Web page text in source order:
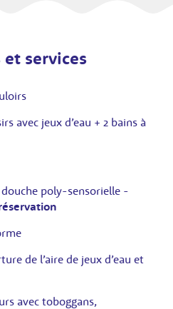
services
avec jeux d’eau + 2 bains à
douche poly-sensorielle -
de l’aire de jeux d’eau et
avec toboggans,